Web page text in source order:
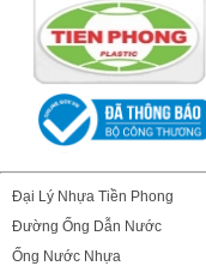
Đại Lý Nhựa Tiền Phong
Đường Ống Dẫn Nước
Ống Nước Nhựa